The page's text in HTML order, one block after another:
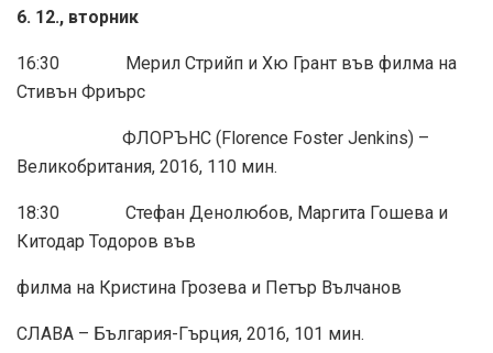
6. 12., вторник
16:30 Мерил Стрийп и Хю Грант във филма на
Стивън Фриърс
ФЛОРЪНС (Florence Foster Jenkins) –
Великобритания, 2016, 110 мин.
18:30 Стефан Денолюбов, Маргита Гошева и
Китодар Тодоров във
филма на Кристина Грозева и Петър Вълчанов
СЛАВА – България-Гърция, 2016, 101 мин.